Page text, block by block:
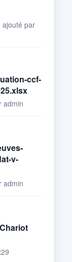
ajouté par
ccf-
admin
v-
admin